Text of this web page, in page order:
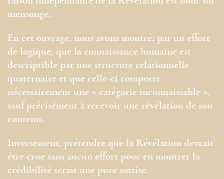
mensonge.
En cet ouvrage, nous avons montré, par un effort
de logique, que la connaissance humaine est
descriptible par une structure relationnelle
quaternaire et que celle-ci comporte
nécessairement une « catégorie inconnaissable »,
sauf précisément à recevoir une révélation de son
contenu.
Inversement, prétendre que la Révélation devrait
être crue sans aucun effort pour en montrer la
crédibilité serait une pure sottise.